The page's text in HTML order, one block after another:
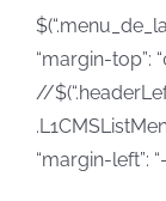
“margin-top”:
//
“margin-left”: